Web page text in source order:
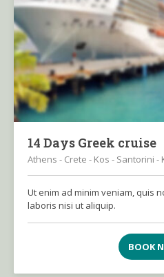
14 Days Greek cruise
Athens - Crete - Kos - Santorini
Ut enim ad minim veniam, quis
laboris nisi ut aliquip.
BOOK